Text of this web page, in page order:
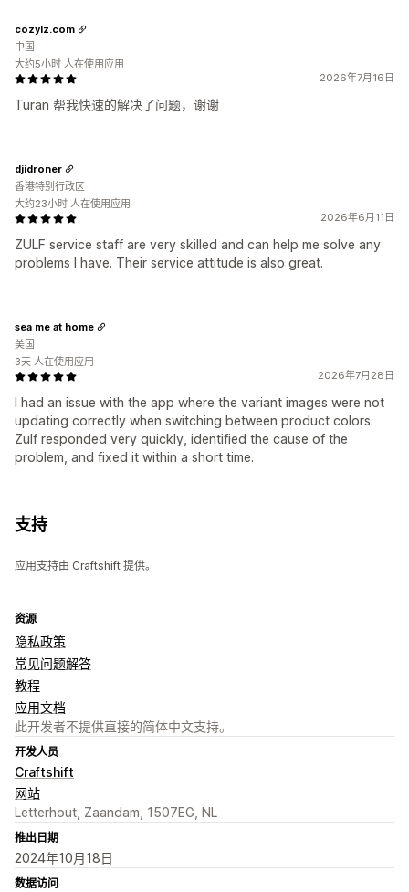
2026年7月16日
Turan 帮我快速的解决了问题，谢谢
cozylz.com
中国
大约5小时 人在使用应用
2026年6月11日
ZULF service staff are very skilled and can help me solve any
problems I have. Their service attitude is also great.
djidroner
香港特别行政区
大约23小时 人在使用应用
2026年7月28日
I had an issue with the app where the variant images were not
updating correctly when switching between product colors.
Zulf responded very quickly, identified the cause of the
problem, and fixed it within a short time.
sea me at home
美国
3天 人在使用应用
支持
应用支持由 Craftshift 提供。
资源
隐私政策
常见问题解答
教程
应用文档
此开发者不提供直接的简体中文支持。
开发人员
Craftshift
网站
Letterhout, Zaandam, 1507EG, NL
推出日期
2024年10月18日
数据访问